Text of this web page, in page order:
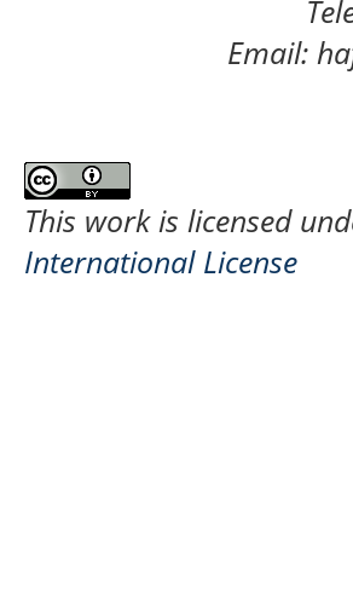
Email:
This work is licensed
International License